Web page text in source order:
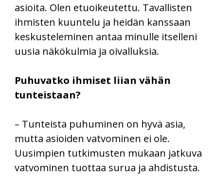
asioita. Olen etuoikeutettu. Tavallisten
ihmisten kuuntelu ja heidän kanssaan
keskusteleminen antaa minulle itselleni
uusia näkökulmia ja oivalluksia.
Puhuvatko ihmiset liian vähän
tunteistaan?
– Tunteista puhuminen on hyvä asia,
mutta asioiden vatvominen ei ole.
Uusimpien tutkimusten mukaan jatkuva
vatvominen tuottaa surua ja ahdistusta.